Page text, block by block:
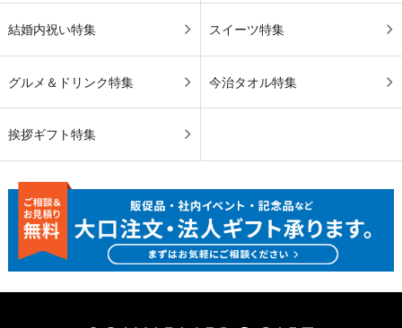
結婚内祝い特集 スイーツ特集
グルメ＆ドリンク特集 今治タオル特集
挨拶ギフト特集